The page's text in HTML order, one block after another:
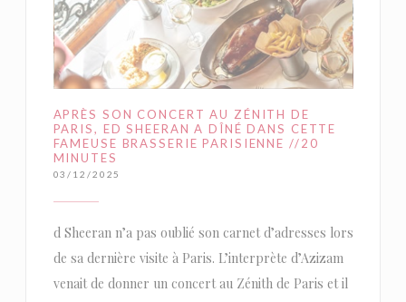
APRÈS SON CONCERT AU ZÉNITH DE
PARIS, ED SHEERAN A DÎNÉ DANS CETTE
FAMEUSE BRASSERIE PARISIENNE //20
MINUTES
03/12/2025
d Sheeran n’a pas oublié son carnet d’adresses lors
de sa dernière visite à Paris. L’interprète d’Azizam
venait de donner un concert au Zénith de Paris et il